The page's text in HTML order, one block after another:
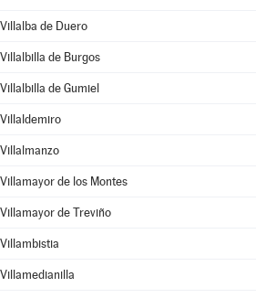
Villalba de Duero
Villalbilla de Burgos
Villalbilla de Gumiel
Villaldemiro
Villalmanzo
Villamayor de los Montes
Villamayor de Treviño
Villambistia
Villamedianilla